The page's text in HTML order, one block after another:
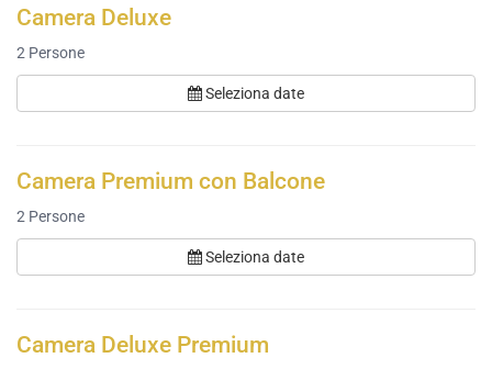
Camera Deluxe
2 Persone
Seleziona date
Camera Premium con Balcone
2 Persone
Seleziona date
Camera Deluxe Premium